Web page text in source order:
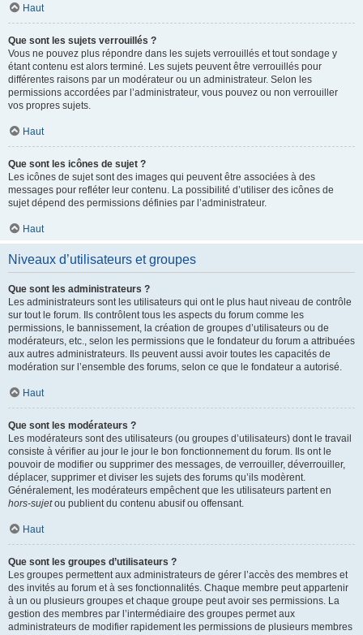
Haut
Que sont les sujets verrouillés ?
Vous ne pouvez plus répondre dans les sujets verrouillés et tout sondage y
étant contenu est alors terminé. Les sujets peuvent être verrouillés pour
différentes raisons par un modérateur ou un administrateur. Selon les
permissions accordées par l’administrateur, vous pouvez ou non verrouiller
vos propres sujets.
Haut
Que sont les icônes de sujet ?
Les icônes de sujet sont des images qui peuvent être associées à des
messages pour refléter leur contenu. La possibilité d’utiliser des icônes de
sujet dépend des permissions définies par l’administrateur.
Haut
Niveaux d’utilisateurs et groupes
Que sont les administrateurs ?
Les administrateurs sont les utilisateurs qui ont le plus haut niveau de contrôle
sur tout le forum. Ils contrôlent tous les aspects du forum comme les
permissions, le bannissement, la création de groupes d’utilisateurs ou de
modérateurs, etc., selon les permissions que le fondateur du forum a attribuées
aux autres administrateurs. Ils peuvent aussi avoir toutes les capacités de
modération sur l’ensemble des forums, selon ce que le fondateur a autorisé.
Haut
Que sont les modérateurs ?
Les modérateurs sont des utilisateurs (ou groupes d’utilisateurs) dont le travail
consiste à vérifier au jour le jour le bon fonctionnement du forum. Ils ont le
pouvoir de modifier ou supprimer des messages, de verrouiller, déverrouiller,
déplacer, supprimer et diviser les sujets des forums qu’ils modèrent.
Généralement, les modérateurs empêchent que les utilisateurs partent en
hors-sujetou publient du contenu abusif ou offensant.
Haut
Que sont les groupes d’utilisateurs ?
Les groupes permettent aux administrateurs de gérer l’accès des membres et
des invités au forum et à ses fonctionnalités. Chaque membre peut appartenir
à un ou plusieurs groupes et chaque groupe peut avoir ses permissions. La
gestion des membres par l’intermédiaire des groupes permet aux
administrateurs de modifier rapidement les permissions de plusieurs membres